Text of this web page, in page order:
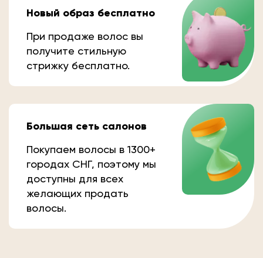
Новый образ бесплатно
При продаже волос вы
получите стильную
стрижку бесплатно.
Большая сеть салонов
Покупаем волосы в 1300+
городах СНГ, поэтому мы
доступны для всех
желающих продать
волосы.